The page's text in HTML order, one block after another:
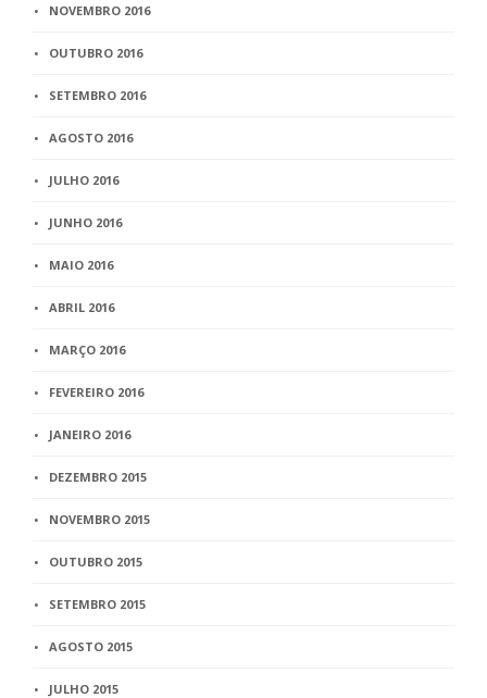
NOVEMBRO 2016
OUTUBRO 2016
SETEMBRO 2016
AGOSTO 2016
JULHO 2016
JUNHO 2016
MAIO 2016
ABRIL 2016
MARÇO 2016
FEVEREIRO 2016
JANEIRO 2016
DEZEMBRO 2015
NOVEMBRO 2015
OUTUBRO 2015
SETEMBRO 2015
AGOSTO 2015
JULHO 2015